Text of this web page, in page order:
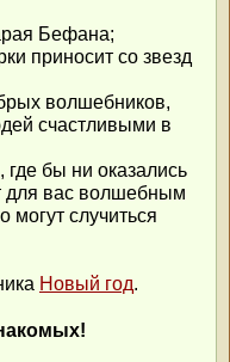
Бефана;
приносит со звезд
волшебников,
счастливыми в
бы ни оказались
для вас волшебным
могут случиться
Новый год.